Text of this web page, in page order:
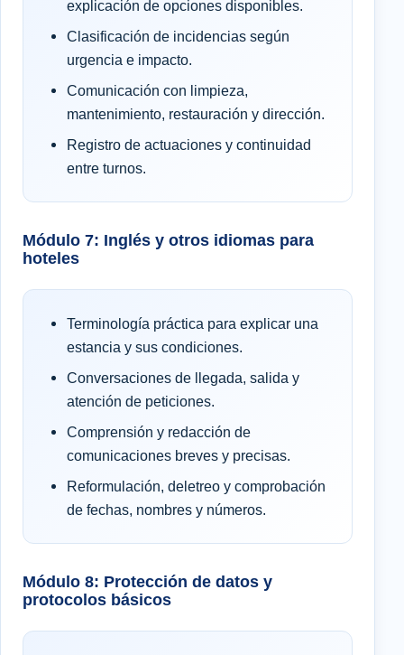
explicación de opciones disponibles.
Clasificación de incidencias según
urgencia e impacto.
Comunicación con limpieza,
mantenimiento, restauración y dirección.
Registro de actuaciones y continuidad
entre turnos.
Módulo 7: Inglés y otros idiomas para
hoteles
Terminología práctica para explicar una
estancia y sus condiciones.
Conversaciones de llegada, salida y
atención de peticiones.
Comprensión y redacción de
comunicaciones breves y precisas.
Reformulación, deletreo y comprobación
de fechas, nombres y números.
Módulo 8: Protección de datos y
protocolos básicos